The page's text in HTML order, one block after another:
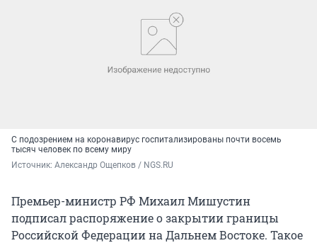
С подозрением на коронавирус госпитализированы почти восемь
тысяч человек по всему миру
Источник: Александр Ощепков / NGS.RU
Премьер-министр РФ Михаил Мишустин
подписал распоряжение о закрытии границы
Российской Федерации на Дальнем Востоке. Такое